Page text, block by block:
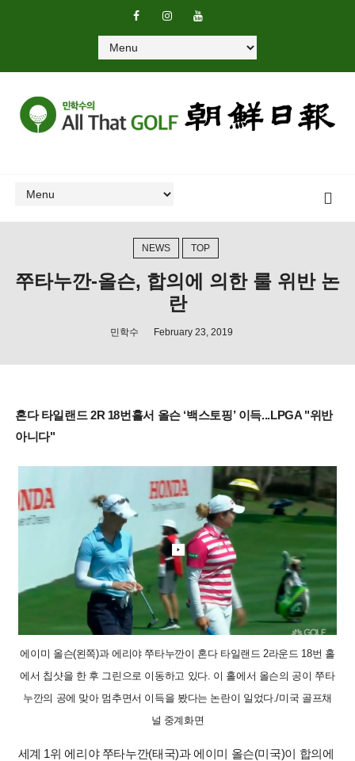
NEWS TOP
쭈타누깐-올슨, 합의에 의한 룰 위반 논
란
민학수 February 23, 2019
혼다 타일랜드 2R 18번홀서 올슨 ‘백스토핑’ 이득...LPGA "위반
아니다"
에이미 올슨(왼쪽)과 에리야 쭈타누깐이 혼다 타일랜드 2라운드 18번 홀
에서 칩샷을 한 후 그린으로 이동하고 있다. 이 홀에서 올슨의 공이 쭈타
누깐의 공에 맞아 멈추면서 이득을 봤다는 논란이 일었다./미국 골프채
널 중계화면
세계 1위 에리야 쭈타누깐(태국)과 에이미 올슨(미국)이 합의에